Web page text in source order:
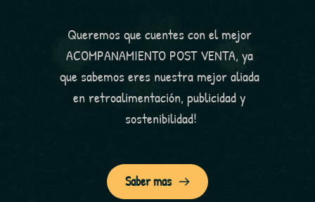
Queremos que cuentes con el mejor
ACOMPANAMIENTO POST VENTA, ya
que sabemos eres nuestra mejor aliada
en retroalimentación, publicidad y
sostenibilidad!
Saber mas